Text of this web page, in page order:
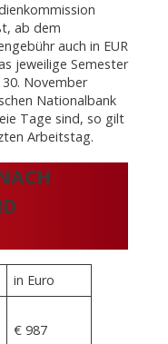
ab dem
auch in EUR
jeweilige Semester
November
Nationalbank
Tage sind, so gilt
Arbeitstag.
in Euro
€ 987